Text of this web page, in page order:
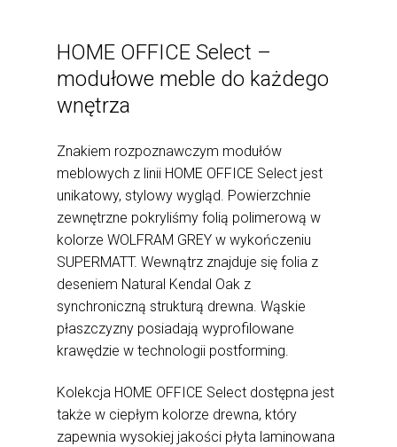
HOME OFFICE Select –
modułowe meble do każdego
wnętrza
Znakiem rozpoznawczym modułów
meblowych z linii HOME OFFICE Select jest
unikatowy, stylowy wygląd. Powierzchnie
zewnętrzne pokryliśmy folią polimerową w
kolorze WOLFRAM GREY w wykończeniu
SUPERMATT. Wewnątrz znajduje się folia z
deseniem Natural Kendal Oak z
synchroniczną strukturą drewna. Wąskie
płaszczyzny posiadają wyprofilowane
krawędzie w technologii postforming.
Kolekcja HOME OFFICE Select dostępna jest
także w ciepłym kolorze drewna, który
zapewnia wysokiej jakości płyta laminowana